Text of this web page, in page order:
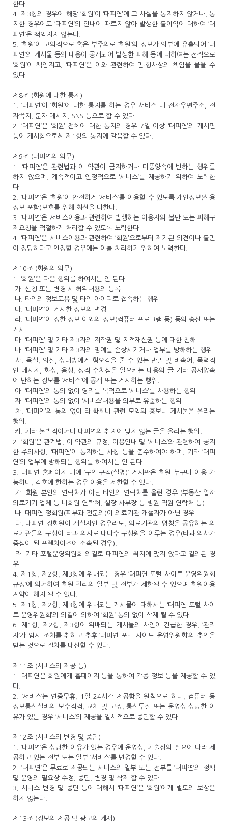
한다.
4. 제3항의 경우에 해당 ‘회원’이 ‘대피연’에 그 사실을 통지하지 않거나, 통
지한 경우에도 ‘대피연’의 안내에 따르지 않아 발생한 불이익에 대하여 ‘대
피연’은 책임지지 않는다.
5. ‘회원’이 고의적으로 혹은 부주의로 ‘회원’의 정보가 외부에 유출되어 ‘대
피연’의 게시물 등의 내용이 공개되어 발생한 피해 등에 대하여는 전적으로
‘회원’이 책임지고, ‘대피연’은 이와 관련하여 민·형사상의 책임을 물을 수
있다.
제8조 (회원에 대한 통지)
1. ‘대피연’이 ‘회원’에 대한 통지를 하는 경우 서비스 내 전자우편주소, 전
자쪽지, 문자 메시지, SNS 등으로 할 수 있다.
2. ‘대피연’은 ‘회원’ 전체에 대한 통지의 경우 7일 이상 ‘대피연’의 게시판
등에 게시함으로써 제1항의 통지에 갈음할 수 있다.
제9조 (대피연의 의무)
1. ‘대피연’은 관련법과 이 약관이 금지하거나 미풍양속에 반하는 행위를
하지 않으며, 계속적이고 안정적으로 ‘서비스’를 제공하기 위하여 노력한
다.
2. ‘대피연’은 ‘회원’이 안전하게 ‘서비스’를 이용할 수 있도록 개인정보(신용
정보 포함)보호를 위해 최선을 다한다.
3. ‘대피연’은 서비스이용과 관련하여 발생하는 이용자의 불만 또는 피해구
제요청을 적절하게 처리할 수 있도록 노력한다.
4. ‘대피연’은 서비스이용과 관련하여 ‘회원’으로부터 제기된 의견이나 불만
이 정당하다고 인정할 경우에는 이를 처리하기 위하여 노력한다.
제10조 (회원의 의무)
1. ‘회원’은 다음 행위를 하여서는 안 된다.
가. 신청 또는 변경 시 허위내용의 등록
나. 타인의 정보도용 및 타인 아이디로 접속하는 행위
다. ‘대피연’이 게시한 정보의 변경
라. ‘대피연’이 정한 정보 이외의 정보(컴퓨터 프로그램 등) 등의 송신 또는
게시
마. ‘대피연’ 및 기타 제3자의 저작권 및 지적재산권 등에 대한 침해
바. ‘대피연’ 및 기타 제3자의 명예를 손상시키거나 업무를 방해하는 행위
사. 욕설, 외설, 상대방에게 혐오감을 줄 수 있는 반말 및 비속어, 폭력적
인 메시지, 화상, 음성, 성적 수치심을 일으키는 내용의 글 기타 공서양속
에 반하는 정보를 ‘서비스’에 공개 또는 게시하는 행위.
아. ‘대피연’의 동의 없이 영리를 목적으로 ‘서비스’를 사용하는 행위
자. ‘대피연’의 동의 없이 ‘서비스’내용을 외부로 유출하는 행위.
차. ‘대피연’의 동의 없이 타 학회나 관련 모임의 홍보나 게시물을 올리는
행위.
카. 기타 불법적이거나 대피연의 취지에 맞지 않는 글을 올리는 행위.
2. ‘회원’은 관계법, 이 약관의 규정, 이용안내 및 ‘서비스’와 관련하여 공지
한 주의사항, ‘대피연’이 통지하는 사항 등을 준수하여야 하며, 기타 ‘대피
연’의 업무에 방해되는 행위를 하여서는 안 된다.
3. 대피연 홈페이지 내에 ‘구인·구직(실명)‘ 게시판은 회원 누구나 이용 가
능하나, 각호에 한하는 경우 이용을 제한할 수 있다.
가. 회원 본인의 연락처가 아닌 타인의 연락처를 올린 경우 (부동산 업자
의료기기 업체 등 비회원 연락처, 실장 사무장 등 병원 직원 연락처 등)
나. 대피연 정회원(피부과 전문의)이 의료기관 개설자가 아닌 경우
다. 대피연 정회원이 개설자인 경우라도, 의료기관의 명칭을 공유하는 의
료기관들의 구성이 타과 의사로 대다수 구성원을 이루는 경우(타과 의사가
중심이 된 프렌차이즈에 소속된 경우).
라. 기타 포털운영위원회 의결로 대피연의 취지에 맞지 않다고 결의된 경
우
4. 제1항, 제2항, 제3항에 위배되는 경우 ‘대피연 포털 사이트 운영위원회
규정’에 의거하여 회원 권리의 일부 및 전부가 제한될 수 있으며 회원이용
계약이 해지 될 수 있다.
5. 제1항, 제2항, 제3항에 위배되는 게시물에 대해서는 ‘대피연 포털 사이
트 운영위원회’의 의결에 의하여 ‘회원’ 동의 없이 삭제 될 수 있다.
6. 제1항, 제2항, 제3항에 위배되는 게시물의 사안이 긴급한 경우, ‘관리
자’가 임시 조치를 취하고 추후 ‘대피연 포털 사이트 운영위원회’의 추인을
받는 것으로 절차를 대신할 수 있다.
제11조 (서비스의 제공 등)
1. 대피연은 회원에게 홈페이지 등을 통하여 각종 정보 등을 제공할 수 있
다.
2. ‘서비스’는 연중무휴, 1일 24시간 제공함을 원칙으로 하나, 컴퓨터 등
정보통신설비의 보수점검, 교체 및 고장, 통신두절 또는 운영상 상당한 이
유가 있는 경우 ‘서비스’의 제공을 일시적으로 중단할 수 있다.
제12조 (서비스의 변경 및 중단)
1. ‘대피연’은 상당한 이유가 있는 경우에 운영상, 기술상의 필요에 따라 제
공하고 있는 전부 또는 일부 ‘서비스’를 변경할 수 있다.
2. ‘대피연’은 무료로 제공되는 서비스의 일부 또는 전부를 ‘대피연’의 정책
및 운영의 필요상 수정, 중단, 변경 및 삭제 할 수 있다.
3, 서비스 변경 및 중단 등에 대해서 ‘대피연’은 ‘회원’에게 별도의 보상은
하지 않는다.
제13조 (정보의 제공 및 광고의 게재)